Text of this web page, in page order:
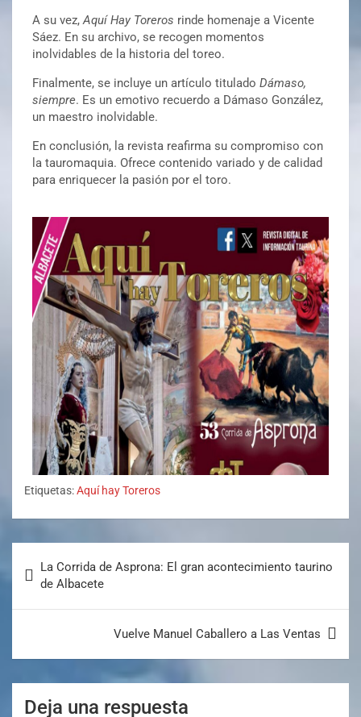
A su vez,Aquí Hay Toreros rinde homenaje a Vicente
Sáez. En su archivo, se recogen momentos
inolvidables de la historia del toreo.
Finalmente, se incluye un artículo titulado Dámaso,
siempre. Es un emotivo recuerdo a Dámaso González,
un maestro inolvidable.
En conclusión, la revista reafirma su compromiso con
la tauromaquia. Ofrece contenido variado y de calidad
para enriquecer la pasión por el toro.
Etiquetas:Aquí hay Toreros
La Corrida de Asprona: El gran acontecimiento taurino
de Albacete
Vuelve Manuel Caballero a Las Ventas
Deja una respuesta